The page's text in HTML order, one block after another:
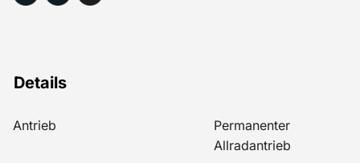
Details
Antrieb
Permanenter
Allradantrieb